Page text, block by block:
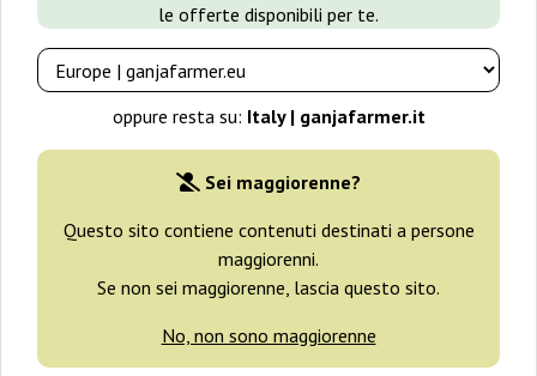
le offerte disponibili per te.
oppure resta su: Italy | ganjafarmer.it
Sei maggiorenne?
Questo sito contiene contenuti destinati a persone
maggiorenni.
Se non sei maggiorenne, lascia questo sito.
No, non sono maggiorenne
-25%